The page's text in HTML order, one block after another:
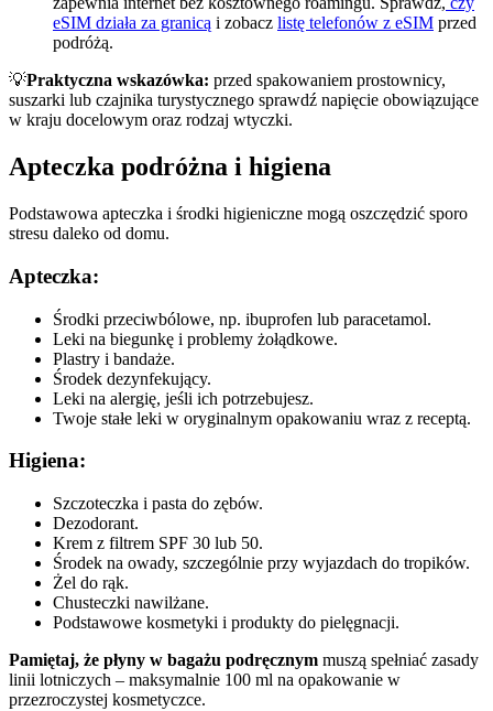
eSIM działa za granicą i zobacz listę telefonów z eSIM przed
podróżą.
💡Praktyczna wskazówka: przed spakowaniem prostownicy,
suszarki lub czajnika turystycznego sprawdź napięcie obowiązujące
w kraju docelowym oraz rodzaj wtyczki.
Apteczka podróżna i higiena
Podstawowa apteczka i środki higieniczne mogą oszczędzić sporo
stresu daleko od domu.
Apteczka:
Środki przeciwbólowe, np. ibuprofen lub paracetamol.
Leki na biegunkę i problemy żołądkowe.
Plastry i bandaże.
Środek dezynfekujący.
Leki na alergię, jeśli ich potrzebujesz.
Twoje stałe leki w oryginalnym opakowaniu wraz z receptą.
Higiena:
Szczoteczka i pasta do zębów.
Dezodorant.
Krem z filtrem SPF 30 lub 50.
Środek na owady, szczególnie przy wyjazdach do tropików.
Żel do rąk.
Chusteczki nawilżane.
Podstawowe kosmetyki i produkty do pielęgnacji.
Pamiętaj, że płyny w bagażu podręcznym muszą spełniać zasady
linii lotniczych – maksymalnie 100 ml na opakowanie w
przezroczystej kosmetyczce.